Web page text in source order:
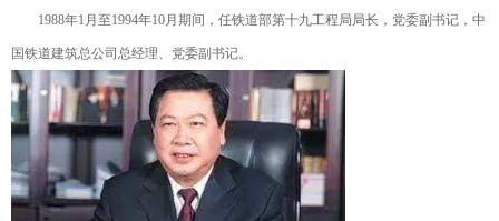
1988年1月至1994年10月期间，任铁道部第十九工程局局长，党委副书记，中
国铁道建筑总公司总经理、党委副书记。